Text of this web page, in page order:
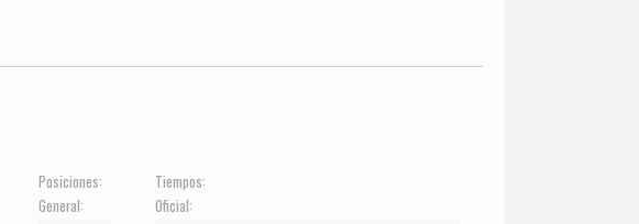
Posiciones:
General:
Tiempos:
Oficial: